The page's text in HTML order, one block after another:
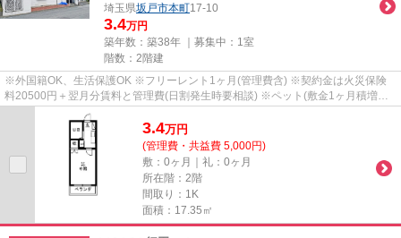
埼玉県坂戸市本町17-10
3.4万円
築年数：築38年 ｜募集中： 1室
階数：2階建
※外国籍OK、生活保護OK ※フリーレント1ヶ月(管理費含) ※契約金は火災保険
料20500円＋翌月分賃料と管理費(日割発生時要相談) ※ペット(敷金1ヶ月積増償
却) ※鍵(任意):33000円 ※外国籍:賃...
3.4万円
(管理費・共益費 5,000円)
敷：0ヶ月｜礼：0ヶ月
所在階：2階
間取り：1K
面積：17.35㎡